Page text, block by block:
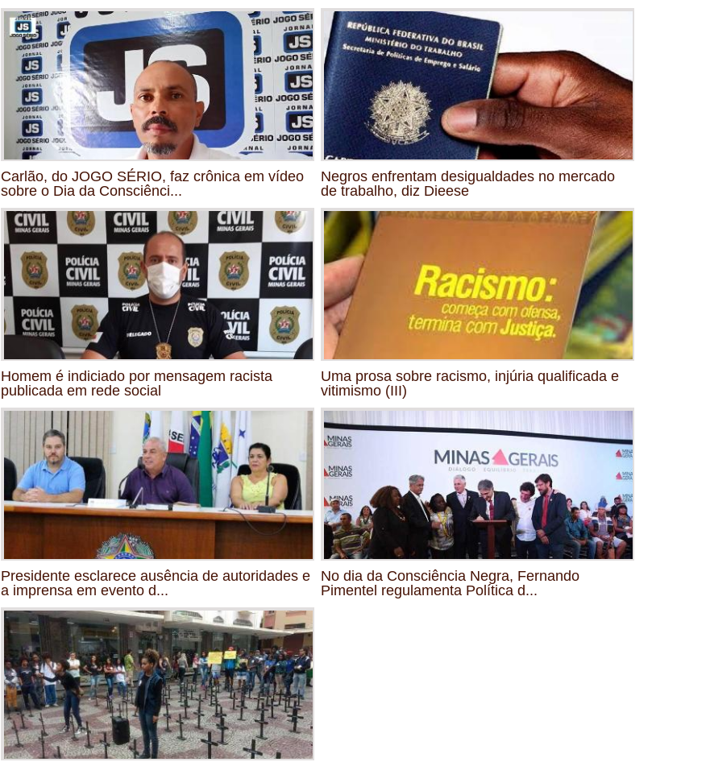
Carlão, do JOGO SÉRIO, faz crônica em vídeo
sobre o Dia da Consciênci...
Negros enfrentam desigualdades no mercado
de trabalho, diz Dieese
Homem é indiciado por mensagem racista
publicada em rede social
Uma prosa sobre racismo, injúria qualificada e
vitimismo (III)
Presidente esclarece ausência de autoridades e
a imprensa em evento d...
No dia da Consciência Negra, Fernando
Pimentel regulamenta Política d...